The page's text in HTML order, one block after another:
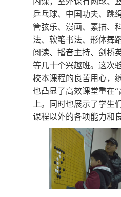
乒乓球、中国功夫、跳
管弦乐、漫画、素描、
法、软笔书法、形体舞
阅读、播音主持、剑桥
等几十个兴趣班。这次
校本课程的良苦用心，
也凸显了高效课堂重在
上。同时也展示了学生
课程以外的各项能力和